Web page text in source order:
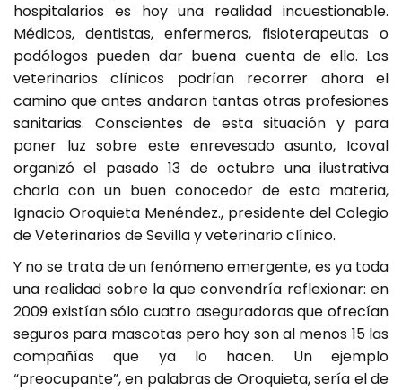
hospitalarios es hoy una realidad incuestionable.
Médicos, dentistas, enfermeros, fisioterapeutas o
podólogos pueden dar buena cuenta de ello. Los
veterinarios clínicos podrían recorrer ahora el
camino que antes andaron tantas otras profesiones
sanitarias. Conscientes de esta situación y para
poner luz sobre este enrevesado asunto, Icoval
organizó el pasado 13 de octubre una ilustrativa
charla con un buen conocedor de esta materia,
Ignacio Oroquieta Menéndez., presidente del Colegio
de Veterinarios de Sevilla y veterinario clínico.
Y no se trata de un fenómeno emergente, es ya toda
una realidad sobre la que convendría reflexionar: en
2009 existían sólo cuatro aseguradoras que ofrecían
seguros para mascotas pero hoy son al menos 15 las
compañías que ya lo hacen. Un ejemplo
“preocupante”, en palabras de Oroquieta, sería el de